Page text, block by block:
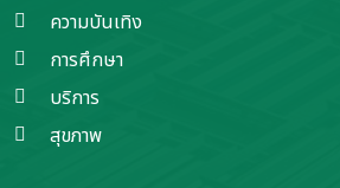
ความบันเทิง
การศึกษา
บริการ
สุขภาพ